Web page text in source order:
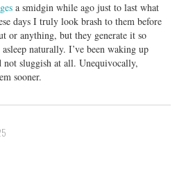
a smidgin while ago just to last what
days I truly look brash to them before
or anything, but they generate it so
naturally. I’ve been waking up
not sluggish at all. Unequivocally,
sooner.